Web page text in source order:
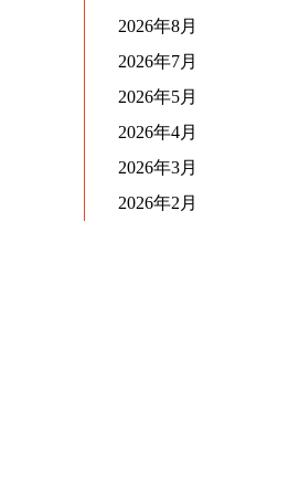
2026年8月
2026年7月
2026年5月
2026年4月
2026年3月
2026年2月